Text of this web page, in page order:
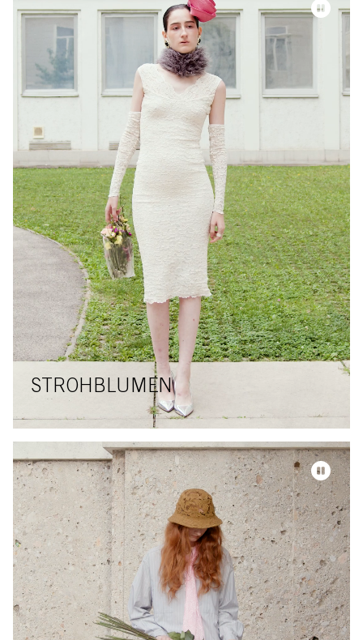
STROHBLUMEN